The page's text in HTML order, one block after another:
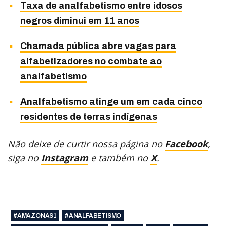
Taxa de analfabetismo entre idosos
negros diminui em 11 anos
Chamada pública abre vagas para
alfabetizadores no combate ao
analfabetismo
Analfabetismo atinge um em cada cinco
residentes de terras indígenas
Não deixe de curtir nossa página no Facebook,
siga no Instagram e também noX.
#AMAZONAS1
#ANALFABETISMO